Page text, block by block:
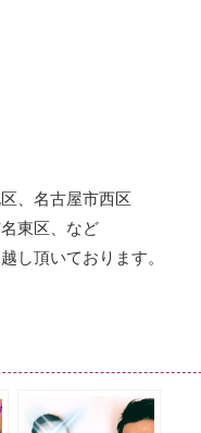
、名古屋市西区
東区、など
し頂いております。